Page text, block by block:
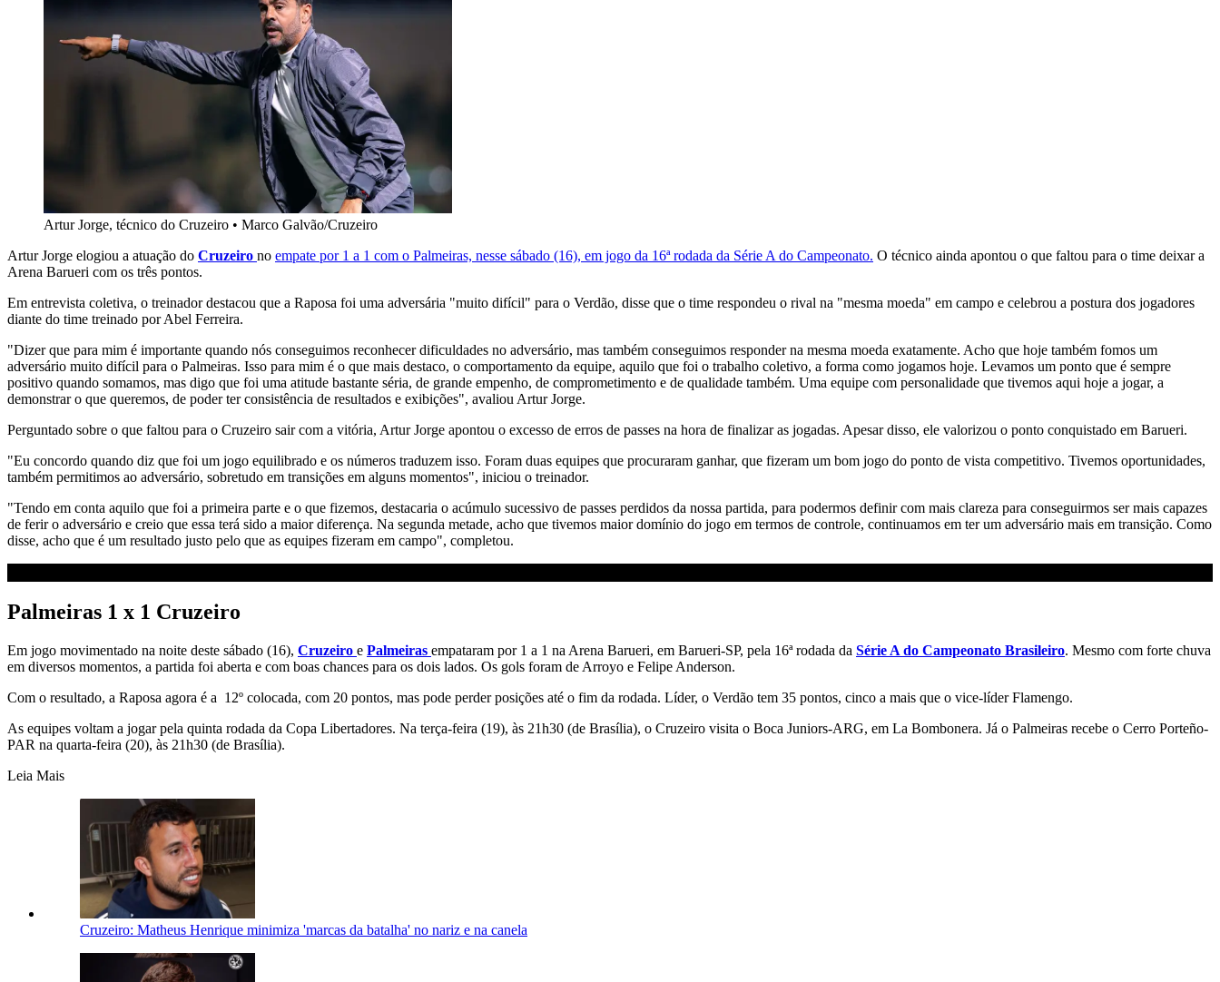
Artur Jorge, técnico do Cruzeiro • Marco Galvão/Cruzeiro
Artur Jorge elogiou a atuação do Cruzeiro no empate por 1 a 1 com o Palmeiras, nesse sábado (16), em jogo da 16ª rodada da Série A do Campeonato. O técnico ainda apontou o que faltou para o time deixar a
Arena Barueri com os três pontos.
Em entrevista coletiva, o treinador destacou que a Raposa foi uma adversária "muito difícil" para o Verdão, disse que o time respondeu o rival na "mesma moeda" em campo e celebrou a postura dos jogadores
diante do time treinado por Abel Ferreira.
"Dizer que para mim é importante quando nós conseguimos reconhecer dificuldades no adversário, mas também conseguimos responder na mesma moeda exatamente. Acho que hoje também fomos um
adversário muito difícil para o Palmeiras. Isso para mim é o que mais destaco, o comportamento da equipe, aquilo que foi o trabalho coletivo, a forma como jogamos hoje. Levamos um ponto que é sempre
positivo quando somamos, mas digo que foi uma atitude bastante séria, de grande empenho, de comprometimento e de qualidade também. Uma equipe com personalidade que tivemos aqui hoje a jogar, a
demonstrar o que queremos, de poder ter consistência de resultados e exibições", avaliou Artur Jorge.
Perguntado sobre o que faltou para o Cruzeiro sair com a vitória, Artur Jorge apontou o excesso de erros de passes na hora de finalizar as jogadas. Apesar disso, ele valorizou o ponto conquistado em Barueri.
"Eu concordo quando diz que foi um jogo equilibrado e os números traduzem isso. Foram duas equipes que procuraram ganhar, que fizeram um bom jogo do ponto de vista competitivo. Tivemos oportunidades,
também permitimos ao adversário, sobretudo em transições em alguns momentos", iniciou o treinador.
"Tendo em conta aquilo que foi a primeira parte e o que fizemos, destacaria o acúmulo sucessivo de passes perdidos da nossa partida, para podermos definir com mais clareza para conseguirmos ser mais capazes
de ferir o adversário e creio que essa terá sido a maior diferença. Na segunda metade, acho que tivemos maior domínio do jogo em termos de controle, continuamos em ter um adversário mais em transição. Como
disse, acho que é um resultado justo pelo que as equipes fizeram em campo", completou.
Palmeiras 1 x 1 Cruzeiro
Em jogo movimentado na noite deste sábado (16), Cruzeiro e Palmeiras empataram por 1 a 1 na Arena Barueri, em Barueri-SP, pela 16ª rodada da Série A do Campeonato Brasileiro. Mesmo com forte chuva
em diversos momentos, a partida foi aberta e com boas chances para os dois lados. Os gols foram de Arroyo e Felipe Anderson.
Com o resultado, a Raposa agora é a 12º colocada, com 20 pontos, mas pode perder posições até o fim da rodada. Líder, o Verdão tem 35 pontos, cinco a mais que o vice-líder Flamengo.
As equipes voltam a jogar pela quinta rodada da Copa Libertadores. Na terça-feira (19), às 21h30 (de Brasília), o Cruzeiro visita o Boca Juniors-ARG, em La Bombonera. Já o Palmeiras recebe o Cerro Porteño-
PAR na quarta-feira (20), às 21h30 (de Brasília).
Leia Mais
Cruzeiro: Matheus Henrique minimiza 'marcas da batalha' no nariz e na canela